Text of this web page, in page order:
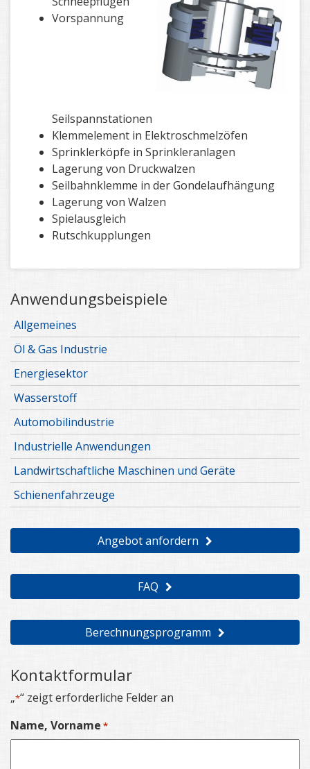
Vorspannung
Seilspannstationen
Klemmelement in Elektroschmelzöfen
Sprinklerköpfe in Sprinkleranlagen
Lagerung von Druckwalzen
Seilbahnklemme in der Gondelaufhängung
Lagerung von Walzen
Spielausgleich
Rutschkupplungen
Anwendungsbeispiele
Allgemeines
Öl & Gas Industrie
Energiesektor
Wasserstoff
Automobilindustrie
Industrielle Anwendungen
Landwirtschaftliche Maschinen und Geräte
Schienenfahrzeuge
Angebot anfordern
FAQ
Berechnungsprogramm
Kontaktformular
„*“ zeigt erforderliche Felder an
Name, Vorname *